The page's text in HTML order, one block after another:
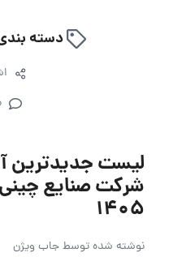
دسته
لیست جدیدترین
۱۴۰۵
نوشته شده توسطجاب ویژن